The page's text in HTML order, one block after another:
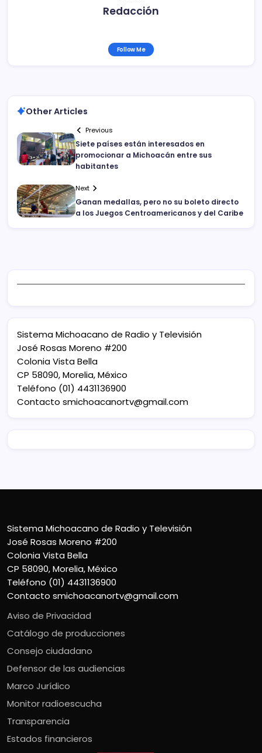
Redacción
Follow Me
Other Articles
Previous
Siete países están interesados en
promocionar a Michoacán entre sus
habitantes
Next
Ganan medallas, pero no su boleto directo
a los Juegos Centroamericanos y del Caribe
Sistema Michoacano de Radio y Televisión
José Rosas Moreno #200
Colonia Vista Bella
CP 58090, Morelia, México
Teléfono (01) 4431136900
Contacto smichoacanortv@gmail.com
Sistema Michoacano de Radio y Televisión
José Rosas Moreno #200
Colonia Vista Bella
CP 58090, Morelia, México
Teléfono (01) 4431136900
Contacto smichoacanortv@gmail.com
Aviso de Privacidad
Catálogo de producciones
Consejo ciudadano
Defensor de las audiencias
Marco Jurídico
Monitor radioescucha
Transparencia
Estados financieros